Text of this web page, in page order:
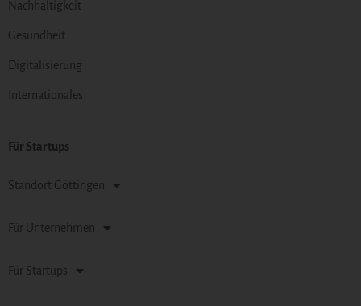
Nachhaltigkeit
Gesundheit
Digitalisierung
Internationales
Für Startups
Standort Göttingen
Für Unternehmen
Für Startups